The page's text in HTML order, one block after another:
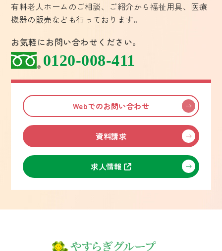
有料老人ホームのご相談、ご紹介から福祉用具、医療
機器の販売なども行っております。
お気軽にお問い合わせください。
0120-008-411
Webでのお問い合わせ
資料請求
求人情報